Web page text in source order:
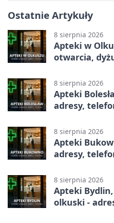
Ostatnie Artykuły
8 sierpnia 2026
Apteki w
otwarcia,
8 sierpnia 2026
Apteki
adresy,
8 sierpnia 2026
Apteki
adresy,
8 sierpnia 2026
Apteki
olkuski -